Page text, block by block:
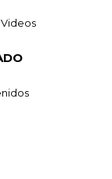
Videos